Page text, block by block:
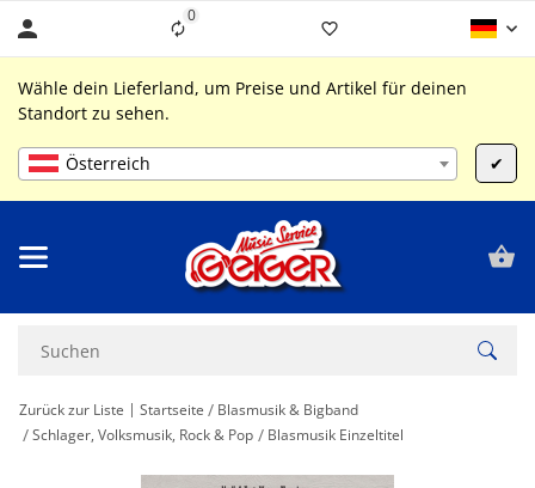
0Liste ist leer
Wähle dein Lieferland, um Preise und Artikel für deinen
Standort zu sehen.
Österreich ✔
Zurück zur Liste Startseite
Blasmusik & Bigband
Schlager, Volksmusik, Rock & Pop
Blasmusik Einzeltitel